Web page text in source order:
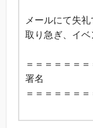
メールにて失礼
取り急ぎ、イ
＝＝＝＝＝＝
署名
＝＝＝＝＝＝